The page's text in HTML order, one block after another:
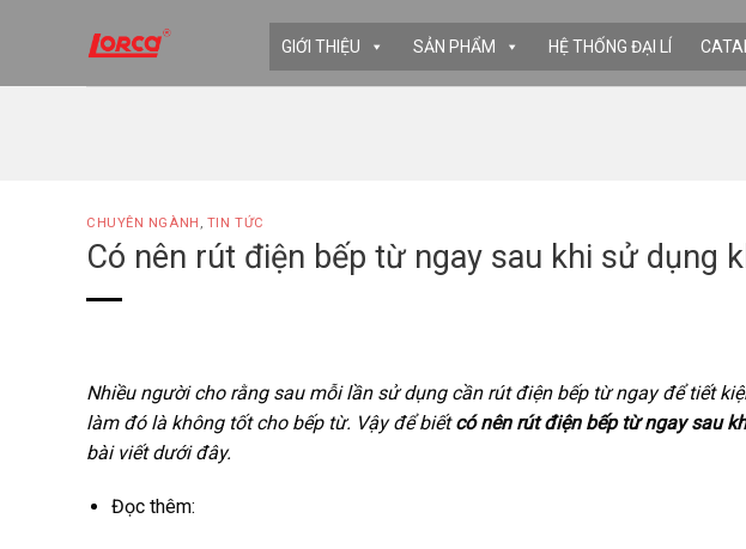
GIỚI THIỆU SẢN PHẨM HỆ THỐNG ĐẠI LÍ
CHUYÊN NGÀNH , TIN TỨC
Có nên rút điện bếp từ ngay sau khi sử dụng
Nhiều người cho rằng sau mỗi lần sử dụng cần rút điện bếp từ ngay để tiết
làm đó là không tốt cho bếp từ. Vậy để biếtcó nên rút điện bếp từ ngay sau
bài viết dưới đây.
Đọc thêm: